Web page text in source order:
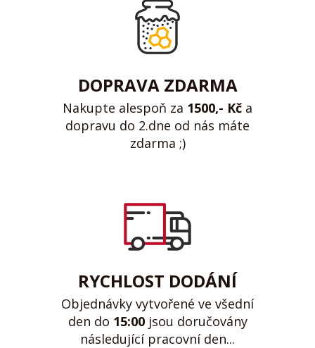
DOPRAVA ZDARMA
Nakupte alespoň za 1500,- Kč a
dopravu do 2.dne od nás máte
zdarma ;)
RYCHLOST DODÁNÍ
Objednávky vytvořené ve všední
den do 15:00jsou doručovány
následující pracovní den...